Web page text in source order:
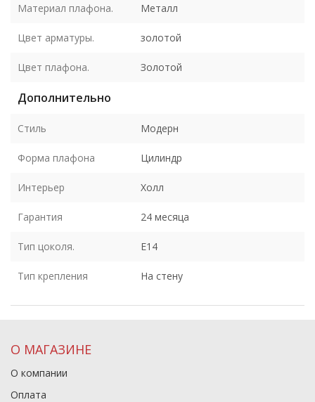
Материал плафона. Металл
Цвет арматуры. золотой
Цвет плафона. Золотой
Дополнительно
Стиль Модерн
Форма плафона Цилиндр
Интерьер Холл
Гарантия 24 месяца
Тип цоколя. E14
Тип крепления На стену
О МАГАЗИНЕ
О компании
Оплата